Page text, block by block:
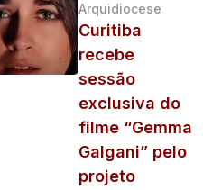
Arquidiocese
Curitiba
recebe
sessão
exclusiva do
filme “Gemma
Galgani” pelo
projeto